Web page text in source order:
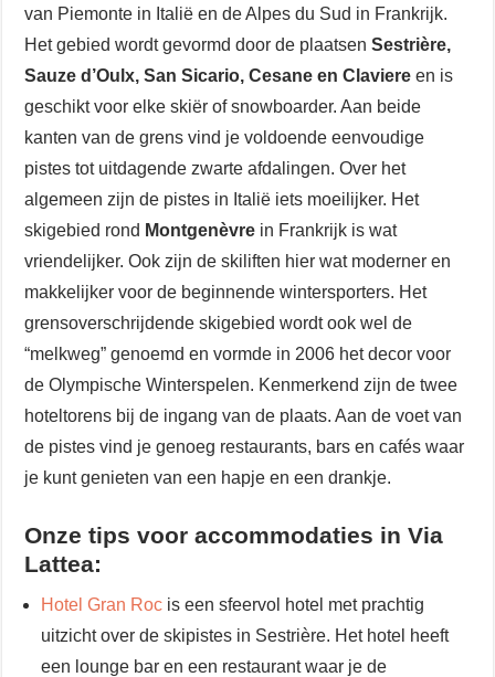
van Piemonte in Italië en de Alpes du Sud in Frankrijk.
Het gebied wordt gevormd door de plaatsenSestrière,
Sauze d’Oulx, San Sicario, Cesane en Claviere en is
geschikt voor elke skiër of snowboarder. Aan beide
kanten van de grens vind je voldoende eenvoudige
pistes tot uitdagende zwarte afdalingen. Over het
algemeen zijn de pistes in Italië iets moeilijker. Het
skigebied rond Montgenèvre in Frankrijk is wat
vriendelijker. Ook zijn de skiliften hier wat moderner en
makkelijker voor de beginnende wintersporters. Het
grensoverschrijdende skigebied wordt ook wel de
“melkweg” genoemd en vormde in 2006 het decor voor
de Olympische Winterspelen. Kenmerkend zijn de twee
hoteltorens bij de ingang van de plaats. Aan de voet van
de pistes vind je genoeg restaurants, bars en cafés waar
je kunt genieten van een hapje en een drankje.
Onze tips voor accommodaties in Via
Lattea:
Hotel Gran Roc is een sfeervol hotel met prachtig
uitzicht over de skipistes in Sestrière. Het hotel heeft
een lounge bar en een restaurant waar je de